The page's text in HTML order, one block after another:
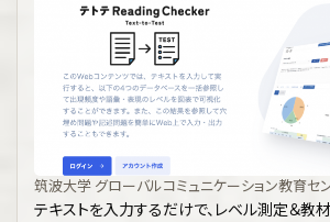
筑波大学 グローバルコミュニケーション教育セ
テキストを入力するだけで、レベル測定＆教材